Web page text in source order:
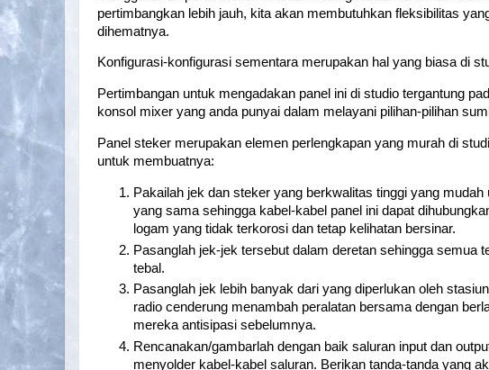
pertimbangkan lebih jauh, kita akan membutuhkan fleksibilitas
dihematnya.
Konfigurasi-konfigurasi sementara merupakan hal yang biasa di
Pertimbangan untuk mengadakan panel ini di studio tergantung
konsol mixer yang anda punyai dalam melayani pilihan-pilihan
Panel steker merupakan elemen perlengkapan yang murah di
untuk membuatnya:
Pakailah jek dan steker yang berkwalitas tinggi yang
yang sama sehingga kabel-kabel panel ini dapat
logam yang tidak terkorosi dan tetap kelihatan bersinar.
Pasanglah jek-jek tersebut dalam deretan sehingga semua
tebal.
Pasanglah jek lebih banyak dari yang diperlukan oleh
radio cenderung menambah peralatan bersama dengan
mereka antisipasi sebelumnya.
Rencanakan/gambarlah dengan baik saluran input dan
menyolder kabel-kabel saluran. Berikan tanda-tanda yang